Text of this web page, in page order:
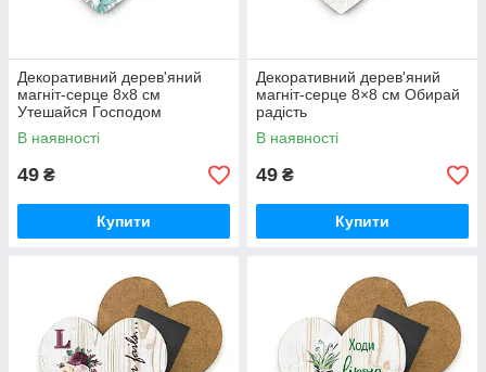
Декоративний дерев'яний
магніт-серце 8х8 см
Утешайся Господом
хрмс0012р
В наявності
49 ₴
Купити
Декоративний дерев'яний
магніт-серце 8×8 см Обирай
радість
В наявності
49 ₴
Купити